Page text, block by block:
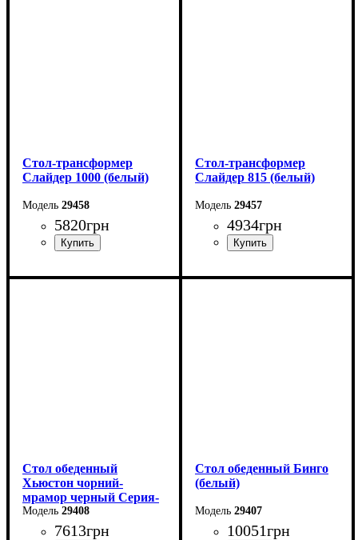
Стол-трансформер
Слайдер 1000 (белый)
29458
5820грн
Длина: 100 (+100) см
Стол-трансформер
Слайдер 815 (белый)
29457
4934грн
Длина: 81,5 (+81,5) см
Стол обеденный
Хьюстон чорний-
мрамор черный Серия-
Фиджи29408
7613грн
Стол обеденный Бинго
(белый)
29407
10051грн